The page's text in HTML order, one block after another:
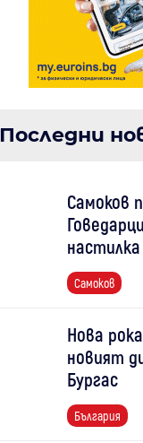
Последни
Самоков
Самоков
Нова
новият
Бургас
България